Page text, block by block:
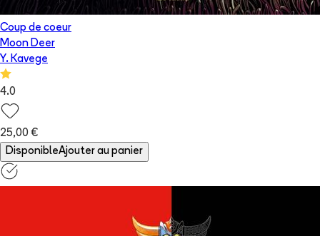
Coup de coeur
Moon Deer
Y. Kavege
4.0
25,00 €
DisponibleAjouter au panier